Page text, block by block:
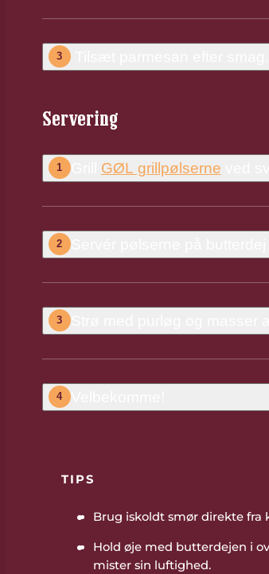
3 Tilsæt parmesan efter smag.
Servering
1 Grill GØL grillpølserne
2 Servér pølserne på butterdej
3 Strø med purløg og masser
4 Velbekomme!
TIPS
Brug iskoldt smør direkte fra
Hold øje med butterdejen i
mister sin luftighed.